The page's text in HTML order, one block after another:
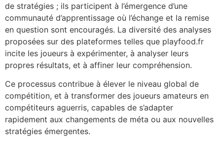
de stratégies ; ils participent à l’émergence d’une
communauté d’apprentissage où l’échange et la remise
en question sont encouragés. La diversité des analyses
proposées sur des plateformes telles que playfood.fr
incite les joueurs à expérimenter, à analyser leurs
propres résultats, et à affiner leur compréhension.
Ce processus contribue à élever le niveau global de
compétition, et à transformer des joueurs amateurs en
compétiteurs aguerris, capables de s’adapter
rapidement aux changements de méta ou aux nouvelles
stratégies émergentes.